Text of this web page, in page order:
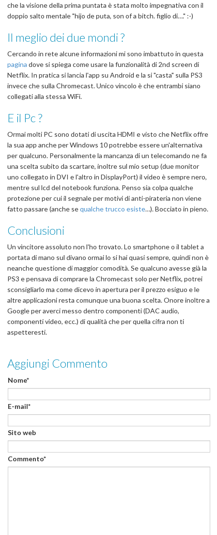
che la visione della prima puntata è stata molto impegnativa con il
doppio salto mentale "hijo de puta, son of a bitch. figlio di…." :-)
Il meglio dei due mondi ?
Cercando in rete alcune informazioni mi sono imbattuto in questa
pagina dove si spiega come usare la funzionalità di 2nd screen di
Netflix. In pratica si lancia l'app su Android e la si "casta" sulla PS3
invece che sulla Chromecast. Unico vincolo è che entrambi siano
collegati alla stessa WiFi.
E il Pc ?
Ormai molti PC sono dotati di uscita HDMI e visto che Netflix offre
la sua app anche per Windows 10 potrebbe essere un'alternativa
per qualcuno. Personalmente la mancanza di un telecomando ne fa
una scelta subito da scartare, inoltre sul mio setup (due monitor
uno collegato in DVI e l'altro in DisplayPort) il video è sempre nero,
mentre sul lcd del notebook funziona. Penso sia colpa qualche
protezione per cui il segnale per motivi di anti-pirateria non viene
fatto passare (anche sequalche trucco esiste…). Bocciato in pieno.
Conclusioni
Un vincitore assoluto non l'ho trovato. Lo smartphone o il tablet a
portata di mano sul divano ormai lo si hai quasi sempre, quindi non è
neanche questione di maggior comodità. Se qualcuno avesse già la
PS3 e pensava di comprare la Chromecast solo per Netflix, potrei
sconsigliarlo ma come dicevo in apertura per il prezzo esiguo e le
altre applicazioni resta comunque una buona scelta. Onore inoltre a
Google per averci messo dentro componenti (DAC audio,
componenti video, ecc.) di qualità che per quella cifra non ti
aspetteresti.
Aggiungi Commento
Nome*
E-mail*
Sito web
Commento*